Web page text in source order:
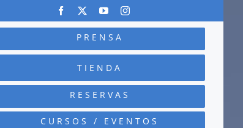
PRENSA
TIENDA
RESERVAS
CURSOS / EVENTOS